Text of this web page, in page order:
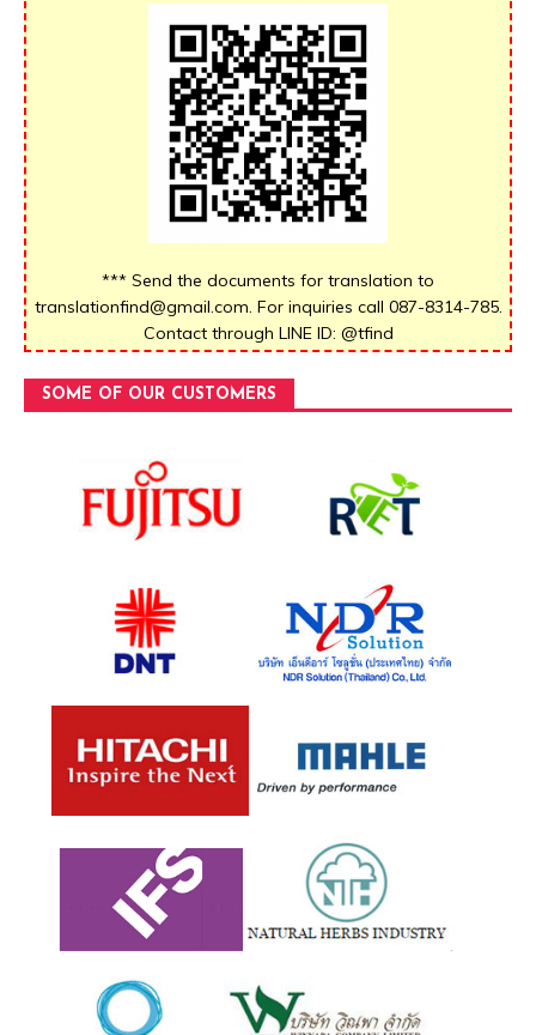
*** Send the documents for translation to
translationfind@gmail.com. For inquiries call 087-8314-785.
Contact through LINE ID: @tfind
SOME OF OUR CUSTOMERS